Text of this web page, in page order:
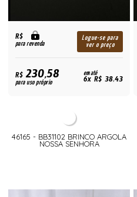
R$
para revenda
Logue-se para
ver o preço
R$230,58
para uso próprio
em até
6x R$ 38,43
46165 - BB31102 BRINCO ARGOLA
NOSSA SENHORA